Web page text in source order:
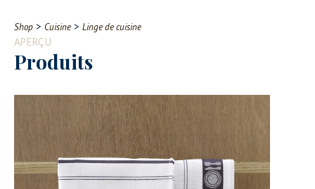
Contact
Shop > Cuisine > Linge de cuisine
APERÇU
Produits